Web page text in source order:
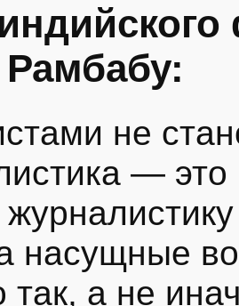
Рамбабу:
не
—
насущные
так, а не